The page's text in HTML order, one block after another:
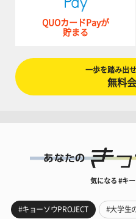
QUOカードPayが
貯まる
一歩を踏み出
無料
気になる #キ
#キョーソウPROJECT #大学生